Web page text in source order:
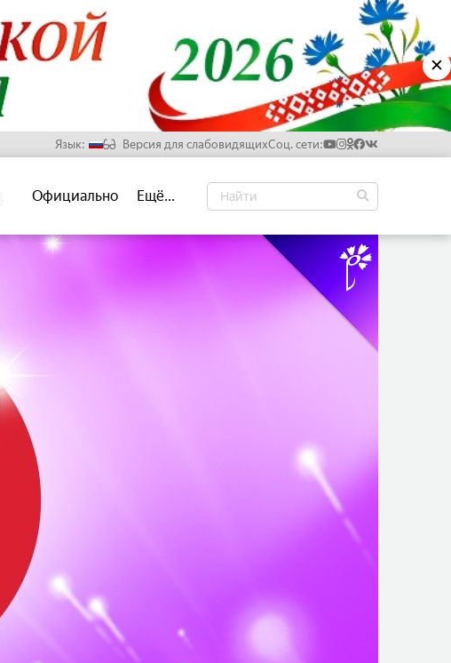
✕
Язык: Версия для слабовидящихСоц. сети:
Официально Ещё...